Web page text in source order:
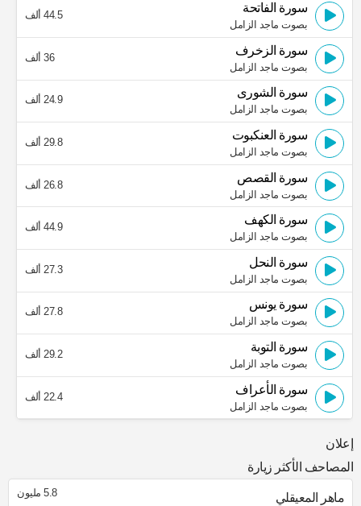
سورة الفاتحة
بصوت ماجد الزامل
44.5 ألف
سورة الزخرف
بصوت ماجد الزامل
36 ألف
سورة الشورى
بصوت ماجد الزامل
24.9 ألف
سورة العنكبوت
بصوت ماجد الزامل
29.8 ألف
سورة القصص
بصوت ماجد الزامل
26.8 ألف
سورة الكهف
بصوت ماجد الزامل
44.9 ألف
سورة النحل
بصوت ماجد الزامل
27.3 ألف
سورة يونس
بصوت ماجد الزامل
27.8 ألف
سورة التوبة
بصوت ماجد الزامل
29.2 ألف
سورة الأعراف
بصوت ماجد الزامل
22.4 ألف
إعلان
المصاحف الأكثر زيارة
ماهر المعيقلي 5.8 مليون